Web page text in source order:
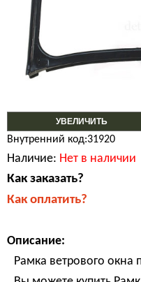
УВЕЛИЧИТЬ
Внутренний код:31920
Наличие: Нет в наличии
Как заказать?
Как оплатить?
Описание:
Рамка ветрового окна